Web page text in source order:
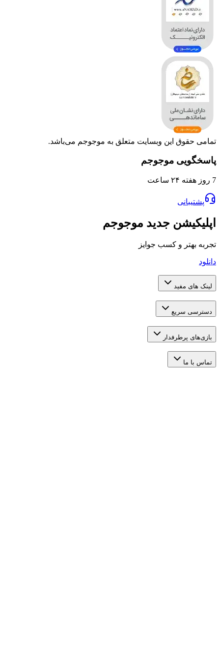
این وبسایت متعلق به موجوجم می‌باشد.
موجوجم
جدید موجوجم
و کسب جوایز
مفید
سریع
پرطرفدار